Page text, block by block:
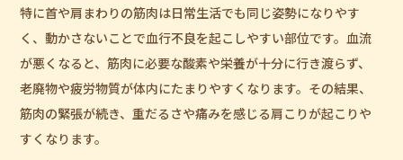
特に首や肩まわりの筋肉は日常生活でも同じ姿勢になりやす
く、動かさないことで血行不良を起こしやすい部位です。血流
が悪くなると、筋肉に必要な酸素や栄養が十分に行き渡らず、
老廃物や疲労物質が体内にたまりやすくなります。その結果、
筋肉の緊張が続き、重だるさや痛みを感じる肩こりが起こりや
すくなります。